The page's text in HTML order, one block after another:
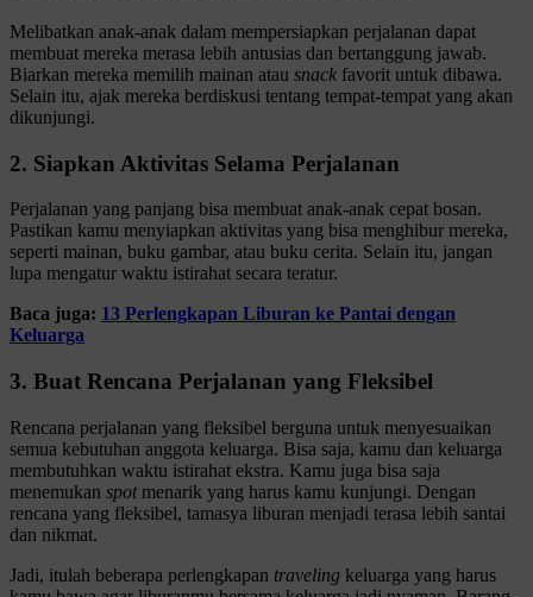
Melibatkan anak-anak dalam mempersiapkan perjalanan dapat
membuat mereka merasa lebih antusias dan bertanggung jawab.
Biarkan mereka memilih mainan atau snack favorit untuk dibawa.
Selain itu, ajak mereka berdiskusi tentang tempat-tempat yang akan
dikunjungi.
2. Siapkan Aktivitas Selama Perjalanan
Perjalanan yang panjang bisa membuat anak-anak cepat bosan.
Pastikan kamu menyiapkan aktivitas yang bisa menghibur mereka,
seperti mainan, buku gambar, atau buku cerita. Selain itu, jangan
lupa mengatur waktu istirahat secara teratur.
Baca juga: 13 Perlengkapan Liburan ke Pantai dengan
Keluarga
3. Buat Rencana Perjalanan yang Fleksibel
Rencana perjalanan yang fleksibel berguna untuk menyesuaikan
semua kebutuhan anggota keluarga. Bisa saja, kamu dan keluarga
membutuhkan waktu istirahat ekstra. Kamu juga bisa saja
menemukan spot menarik yang harus kamu kunjungi. Dengan
rencana yang fleksibel, tamasya liburan menjadi terasa lebih santai
dan nikmat.
Jadi, itulah beberapa perlengkapan traveling keluarga yang harus